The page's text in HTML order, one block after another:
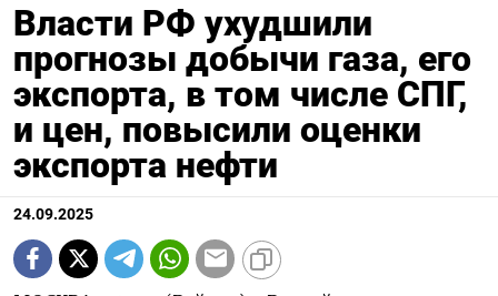
Власти РФ ухудшили
прогнозы добычи газа, его
экспорта, в том числе СПГ,
и цен, повысили оценки
экспорта нефти
24.09.2025